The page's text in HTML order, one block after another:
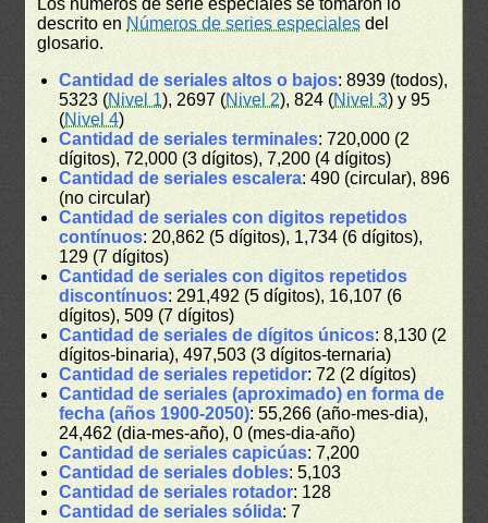
Los números de serie especiales se tomaron lo
descrito en Números de series especiales del
glosario.
Cantidad de seriales altos o bajos: 8939 (todos),
5323 (Nivel 1), 2697 (Nivel 2), 824 (Nivel 3) y 95
(Nivel 4)
Cantidad de seriales terminales: 720,000 (2
dígitos), 72,000 (3 dígitos), 7,200 (4 dígitos)
Cantidad de seriales escalera: 490 (circular), 896
(no circular)
Cantidad de seriales con digitos repetidos
contínuos: 20,862 (5 dígitos), 1,734 (6 dígitos),
129 (7 dígitos)
Cantidad de seriales con digitos repetidos
discontínuos: 291,492 (5 dígitos), 16,107 (6
dígitos), 509 (7 dígitos)
Cantidad de seriales de dígitos únicos: 8,130 (2
dígitos-binaria), 497,503 (3 dígitos-ternaria)
Cantidad de seriales repetidor: 72 (2 dígitos)
Cantidad de seriales (aproximado) en forma de
fecha (años 1900-2050): 55,266 (año-mes-dia),
24,462 (dia-mes-año), 0 (mes-dia-año)
Cantidad de seriales capicúas: 7,200
Cantidad de seriales dobles: 5,103
Cantidad de seriales rotador: 128
Cantidad de seriales sólida: 7